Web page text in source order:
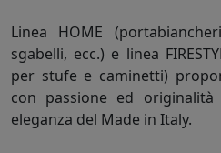
Linea HOME
sgabelli, ecc.) e linea
per stufe e caminetti)
con passione ed originalità
eleganza del Made in Italy.